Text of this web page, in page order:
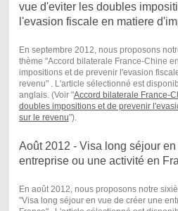
vue d'eviter les doubles
l'evasion fiscale en matiere
En septembre 2012, nous proposons
thème "Accord bilaterale France-Chine
impositions et de prevenir l'evasion
revenu" . L'article sélectionné est
anglais. (Voir "Accord bilaterale France-
doubles impositions et de prevenir
sur le revenu") .
Août 2012 - Visa long séjour
entreprise ou une activité en
En août 2012, nous proposons notre
"Visa long séjour en vue de créer une